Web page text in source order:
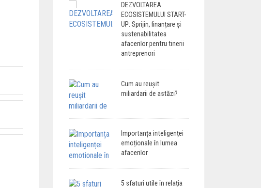
DEZVOLTAREA
ECOSISTEMULUI START-
UP: Sprijin, finanțare și
sustenabilitatea
afacerilor pentru tinerii
antreprenori
Cum au reușit
miliardarii de astăzi?
Importanța inteligenței
emoționale în lumea
afacerilor
5 sfaturi utile în relația